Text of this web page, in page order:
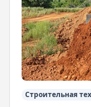
Строительная